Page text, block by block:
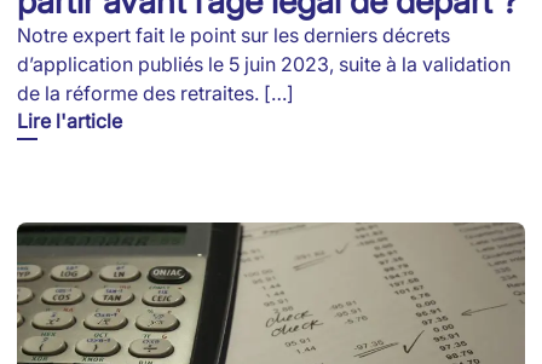
Notre expert fait le point sur les derniers décrets
d’application publiés le 5 juin 2023, suite à la validation
de la réforme des retraites. […]
Lire l'article